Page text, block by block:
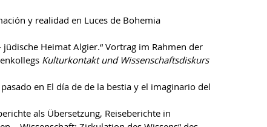
y realidad en Luces de Bohemia
Heimat Algier.“ Vortrag im Rahmen der
Kulturkontakt und Wissenschaftsdiskurs
en El día de de la bestia y el imaginario del
als Übersetzung, Reiseberichte in